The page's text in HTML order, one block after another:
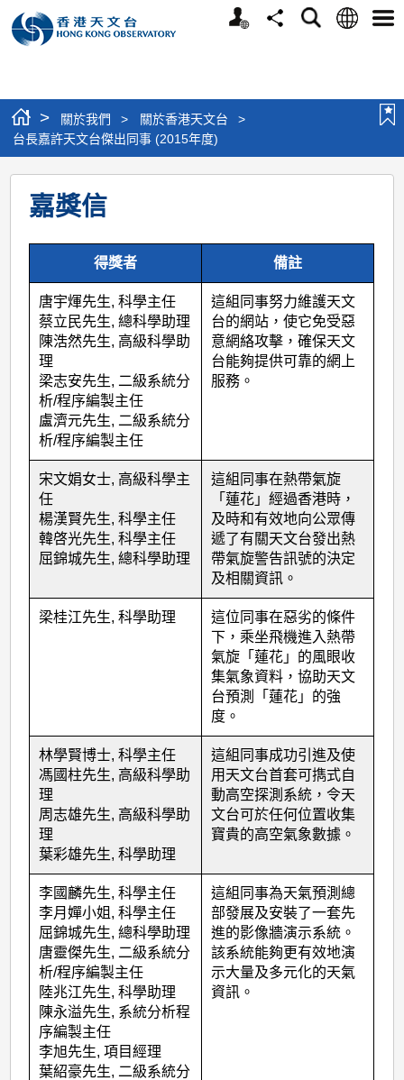
個
分
搜
語
選
> 關於我們 > 關於香港天文台
>
台長嘉許天文台傑出同事 (2015年度)
台
長
嘉
事
(2015
度)
嘉獎信
得獎者 備註
唐宇煇先生, 科學主任
蔡立民先生, 總科學助理
陳浩然先生, 高級科學助
理
梁志安先生, 二級系統分
析/程序編製主任
盧濟元先生, 二級系統分
析/程序編製主任
這組同事努力維護天文
台的網站，使它免受惡
意網絡攻擊，確保天文
台能夠提供可靠的網上
服務。
宋文娟女士, 高級科學主
任
楊漢賢先生, 科學主任
韓啓光先生, 科學主任
屈錦城先生, 總科學助理
這組同事在熱帶氣旋
「蓮花」經過香港時，
及時和有效地向公眾傳
遞了有關天文台發出熱
帶氣旋警告訊號的決定
及相關資訊。
梁桂江先生, 科學助理
這位同事在惡劣的條件
下，乘坐飛機進入熱帶
氣旋「蓮花」的風眼收
集氣象資料，協助天文
台預測「蓮花」的強
度。
林學賢博士, 科學主任
馮國柱先生, 高級科學助
理
周志雄先生, 高級科學助
理
葉彩雄先生, 科學助理
這組同事成功引進及使
用天文台首套可擕式自
動高空探測系統，令天
文台可於任何位置收集
寶貴的高空氣象數據。
李國麟先生, 科學主任
李月嬋小姐, 科學主任
屈錦城先生, 總科學助理
唐靈傑先生, 二級系統分
析/程序編製主任
陸兆江先生, 科學助理
陳永溢先生, 系統分析程
序編製主任
李旭先生, 項目經理
葉紹豪先生, 二級系統分
這組同事為天氣預測總
部發展及安裝了一套先
進的影像牆演示系統。
該系統能夠更有效地演
示大量及多元化的天氣
資訊。